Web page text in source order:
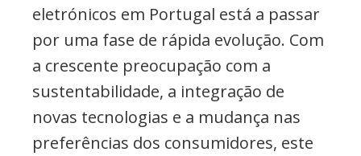
eletrónicos em Portugal está a passar
por uma fase de rápida evolução. Com
a crescente preocupação com a
sustentabilidade, a integração de
novas tecnologias e a mudança nas
preferências dos consumidores, este